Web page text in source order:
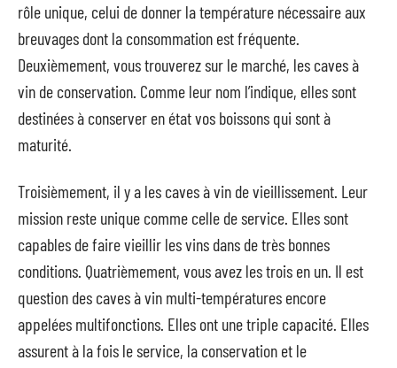
rôle unique, celui de donner la température nécessaire aux
breuvages dont la consommation est fréquente.
Deuxièmement, vous trouverez sur le marché, les caves à
vin de conservation. Comme leur nom l’indique, elles sont
destinées à conserver en état vos boissons qui sont à
maturité.
Troisièmement, il y a les caves à vin de vieillissement. Leur
mission reste unique comme celle de service. Elles sont
capables de faire vieillir les vins dans de très bonnes
conditions. Quatrièmement, vous avez les trois en un. Il est
question des caves à vin multi-températures encore
appelées multifonctions. Elles ont une triple capacité. Elles
assurent à la fois le service, la conservation et le